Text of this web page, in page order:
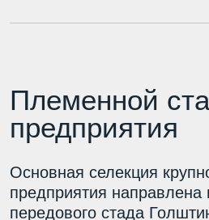
Стать партнёром
Чебомилк